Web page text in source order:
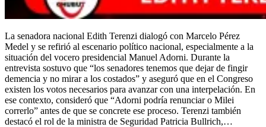
La senadora nacional Edith Terenzi dialogó con Marcelo Pérez
Medel y se refirió al escenario político nacional, especialmente a la
situación del vocero presidencial Manuel Adorni. Durante la
entrevista sostuvo que “los senadores tenemos que dejar de fingir
demencia y no mirar a los costados” y aseguró que en el Congreso
existen los votos necesarios para avanzar con una interpelación. En
ese contexto, consideró que “Adorni podría renunciar o Milei
correrlo” antes de que se concrete ese proceso. Terenzi también
destacó el rol de la ministra de Seguridad Patricia Bullrich,…